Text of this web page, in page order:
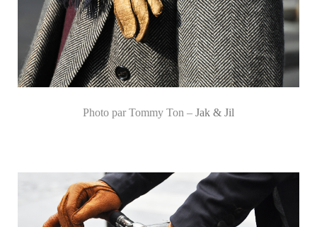
Photo par Tommy Ton – Jak & Jil